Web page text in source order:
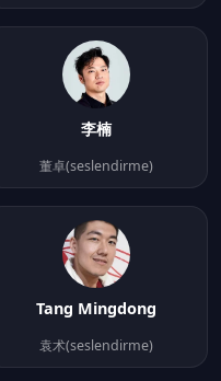
李楠
董卓(seslendirme)
Tang Mingdong
袁术(seslendirme)